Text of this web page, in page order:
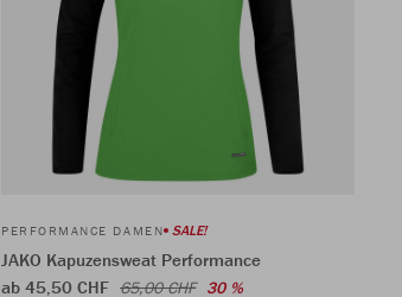
PERFORMANCE DAMEN SALE!
JAKO Kapuzensweat Performance
ab 45,50 CHF 65,00 CHF 30 %